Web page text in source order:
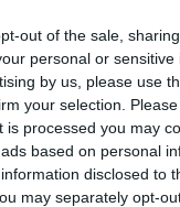
out of the sale,
personal or
by us, please use
your selection.
is processed you may
based on personal
disclosed to
may separately opt-
κατά 3,4% οι ναύλοι